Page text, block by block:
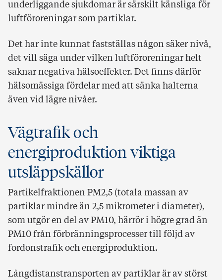
underliggande sjukdomar är särskilt känsliga för
luftföroreningar som partiklar.
Det har inte kunnat fastställas någon säker nivå,
det vill säga under vilken luftföroreningar helt
saknar negativa hälsoeffekter. Det finns därför
hälsomässiga fördelar med att sänka halterna
även vid lägre nivåer.
Vägtrafik och
energiproduktion viktiga
utsläppskällor
Partikelfraktionen PM2,5 (totala massan av
partiklar mindre än 2,5 mikrometer i diameter),
som utgör en del av PM10, härrör i högre grad än
PM10 från förbränningsprocesser till följd av
fordonstrafik och energiproduktion.
Långdistanstransporten av partiklar är av störst